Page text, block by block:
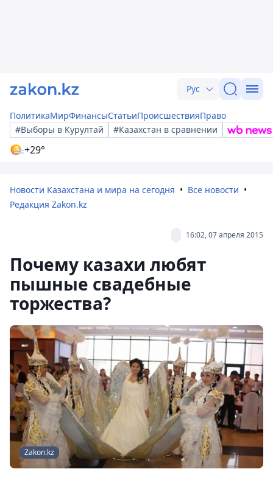
Рус
ПолитикаМирФинансыСтатьиПроисшествияПраво
#Выборы в Курултай
#Казахстан в сравнении
+29°
Новости Казахстана и мира на сегодня
Все новости
Редакция Zakon.kz
16:02, 07 апреля 2015
Почему казахи любят
пышные свадебные
торжества?
Zakon.kz